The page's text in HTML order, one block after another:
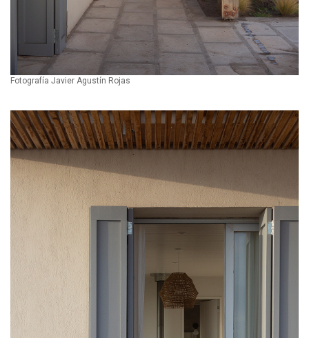
Fotografía Javier Agustín Rojas